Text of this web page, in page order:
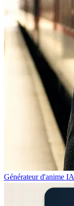
Générateur d'anime IA